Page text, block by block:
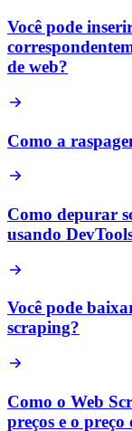
Você pode
de web?
Como a
Como depurar
usando
Você pode
scraping?
Como o Web
preços e o